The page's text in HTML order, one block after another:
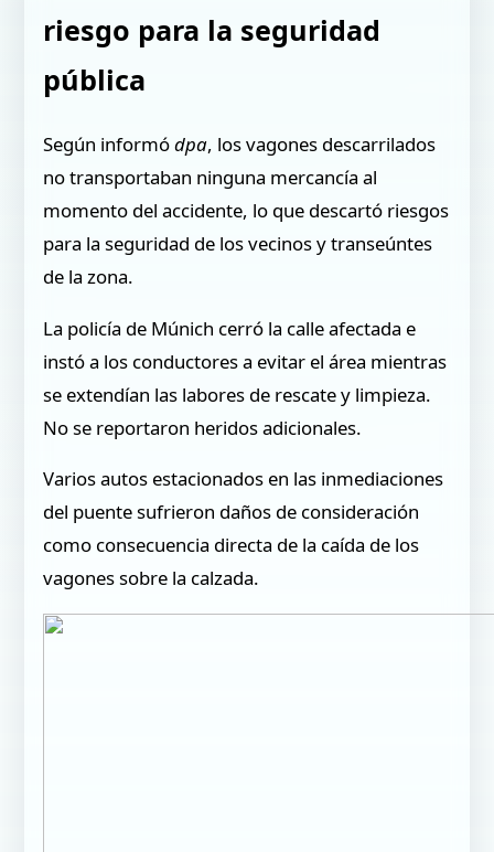
riesgo para la seguridad
pública
Según informódpa, los vagones descarrilados
no transportaban ninguna mercancía al
momento del accidente, lo que descartó riesgos
para la seguridad de los vecinos y transeúntes
de la zona.
La policía de Múnich cerró la calle afectada e
instó a los conductores a evitar el área mientras
se extendían las labores de rescate y limpieza.
No se reportaron heridos adicionales.
Varios autos estacionados en las inmediaciones
del puente sufrieron daños de consideración
como consecuencia directa de la caída de los
vagones sobre la calzada.